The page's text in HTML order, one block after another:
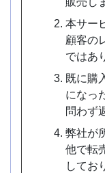
本サー
顧客の
ではあ
既に購
になっ
問わず
弊社が
他で転
してお